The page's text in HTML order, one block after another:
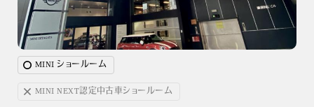
MINI ショールーム
MINI NEXT認定中古車ショールーム